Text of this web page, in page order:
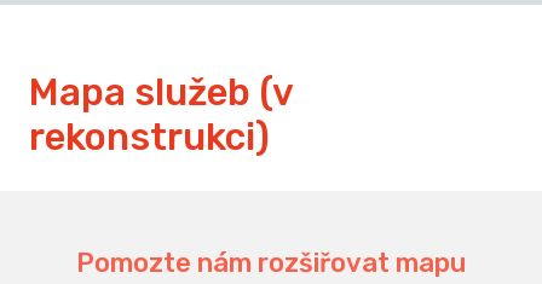
Mapa služeb (v
rekonstrukci)
Pomozte nám rozšiřovat mapu